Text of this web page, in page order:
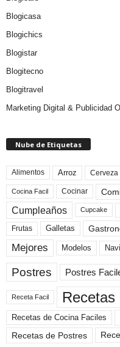
Blogicasa
Blogichics
Blogistar
Blogitecno
Blogitravel
Marketing Digital & Publicidad
Nube de Etiquetas
Alimentos Arroz Cerveza
Cocina Facil Cocinar
Cumpleaños Cupcake
Frutas Galletas
Mejores Modelos
Postres Postres
Receta Facil Recetas
Recetas de Cocina Faciles
Recetas de Postres